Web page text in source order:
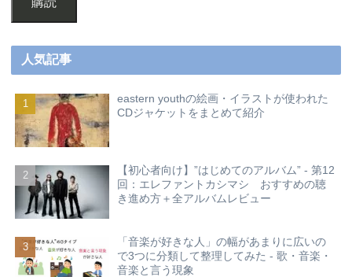
人気記事
eastern youthの絵画・イラストが使われた
CDジャケットをまとめて紹介
【初心者向け】”はじめてのアルバム” - 第12
回：エレファントカシマシ おすすめの聴
き進め方＋全アルバムレビュー
「音楽が好きな人」の幅があまりに広いの
で3つに分類して整理してみた - 歌・音楽・
音楽と言う現象